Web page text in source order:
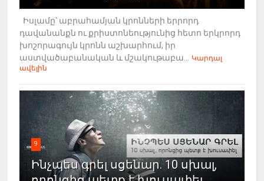
Իսլամը՝ աբրահամյան կրոնների երրորդ
դավանանքն ու քրիստոնեությունից հետո երկրորդ
խոշորագույն կրոնն աշխարհում, իր
աստվածաբանական և մշակութաբա...
Կարդալ
ավելին
9
Ինչպես գրել սցենար. 10 սխալ,